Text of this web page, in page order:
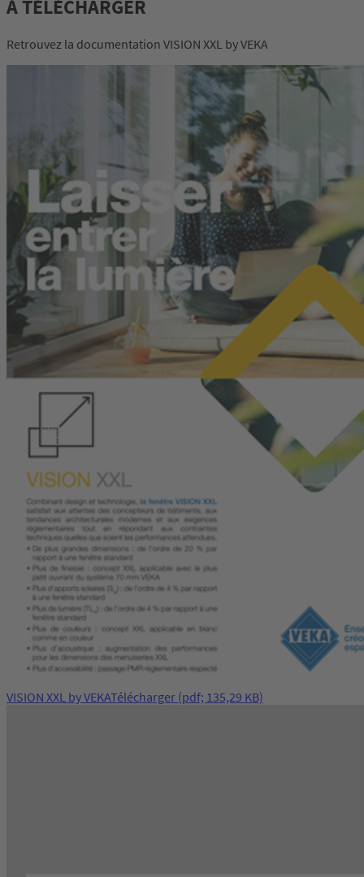
À TÉLÉCHARGER
Retrouvez la documentation VISION XXL by VEKA
VISION XXL by VEKATélécharger (pdf; 135,29 KB)